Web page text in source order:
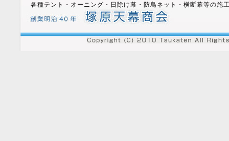
各種テント・オーニング・日除け幕・防鳥ネット・横断幕等の施